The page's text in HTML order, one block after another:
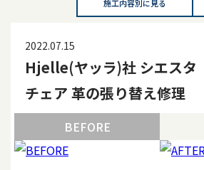
施工内容別に見る
2022.07.15
Hjelle(ヤッラ)社 シエス
チェア 革の張り替え修理
BEFORE